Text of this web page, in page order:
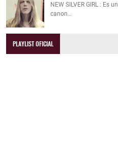
NEW SILVER GIRL : Es
canon…
PLAYLIST OFICIAL